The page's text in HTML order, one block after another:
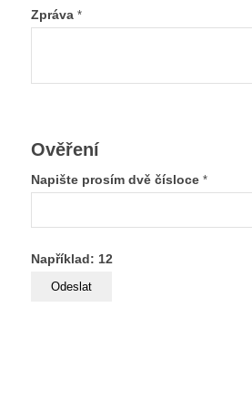
Zpráva *
Ověření
Napište prosím dvě čísloce *
Například: 12